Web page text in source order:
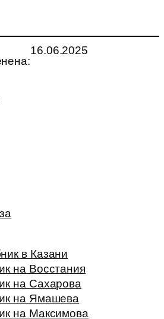
16.06.2025
в Казани
на Восстания
на Сахарова
на Ямашева
на Максимова